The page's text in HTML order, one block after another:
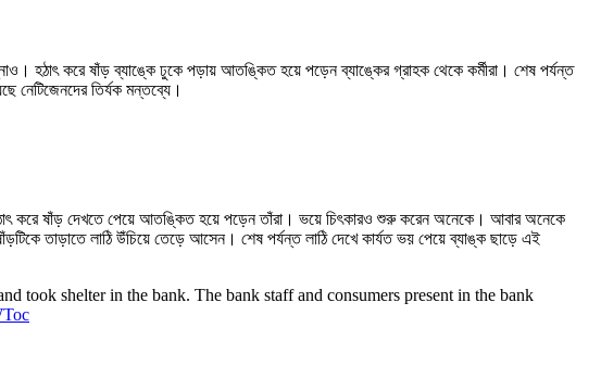
হঠাৎ করে ষাঁড় ব্যাঙ্কে ঢুকে পড়ায় আতঙ্কিত হয়ে পড়েন ব্যাঙ্কের গ্রাহক থেকে কর্মীরা। শেষ পর্যন্ত
নেটিজেনদের তির্যক মন্তব্যে।
হঠাৎ করে ষাঁড় দেখতে পেয়ে আতঙ্কিত হয়ে পড়েন তাঁরা। ভয়ে চিৎকারও শুরু করেন অনেকে। আবার অনেকে
তাড়াতে লাঠি উঁচিয়ে তেড়ে আসেন। শেষ পর্যন্ত লাঠি দেখে কার্যত ভয় পেয়ে ব্যাঙ্ক ছাড়ে এই
took shelter in the bank. The bank staff and consumers present in the bank